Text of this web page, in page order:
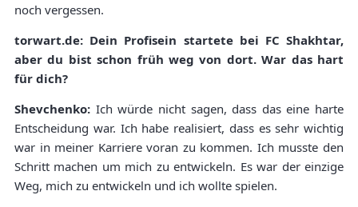
noch vergessen.
torwart.de: Dein Profisein startete bei FC Shakhtar,
aber du bist schon früh weg von dort. War das hart
für dich?
Shevchenko: Ich würde nicht sagen, dass das eine harte
Entscheidung war. Ich habe realisiert, dass es sehr wichtig
war in meiner Karriere voran zu kommen. Ich musste den
Schritt machen um mich zu entwickeln. Es war der einzige
Weg, mich zu entwickeln und ich wollte spielen.